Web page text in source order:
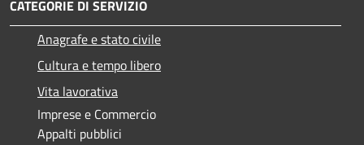
CATEGORIE DI SERVIZIO
Anagrafe e stato civile
Cultura e tempo libero
Vita lavorativa
Imprese e Commercio
Appalti pubblici